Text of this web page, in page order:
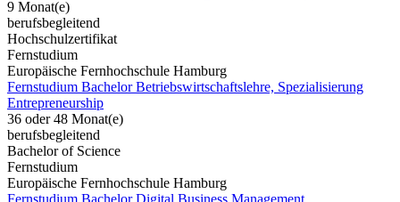
9 Monat(e)
berufsbegleitend
Hochschulzertifikat
Fernstudium
Europäische Fernhochschule Hamburg
Fernstudium Bachelor Betriebswirtschaftslehre, Spezialisierung
Entrepreneurship
36 oder 48 Monat(e)
berufsbegleitend
Bachelor of Science
Fernstudium
Europäische Fernhochschule Hamburg